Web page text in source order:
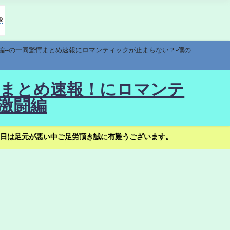
の一同驚愕まとめ速報にロマンティックが止まらない？-僕の
とめ速報！にロマンテ
闘編
足元が悪い中ご足労頂き誠に有難うございます。